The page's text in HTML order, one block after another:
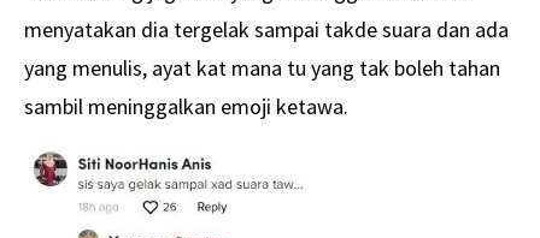
menyatakan dia tergelak sampai takde suara dan ada
yang menulis, ayat kat mana tu yang tak boleh tahan
sambil meninggalkan emoji ketawa.